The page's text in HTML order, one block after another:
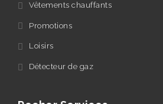
Vêtements chauffants
Promotions
Loisirs
Détecteur de gaz